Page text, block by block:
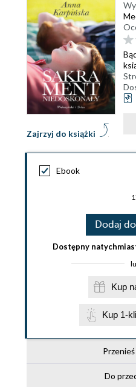
Zajrzyj do książki
Ebook
Dodaj
Dostępny
Kup 1-
Do